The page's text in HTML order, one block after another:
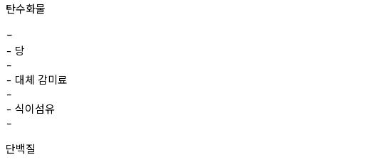
탄수화물
-
- 당
-
- 대체 감미료
-
- 식이섬유
-
단백질